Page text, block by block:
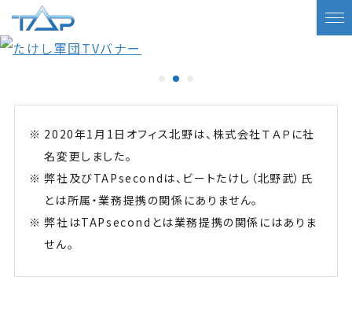
2020年1月1日オフィス北野は、株式会社ＴＡＰに社
名変更しました。
弊社及びTAPsecondは、ビートたけし（北野武）氏
とは所属・業務提携の関係にありません。
弊社はTAPsecondとは業務提携の関係にはありま
せん。